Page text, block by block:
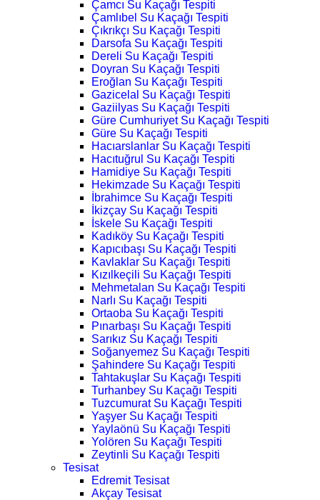
Çamcı Su Kaçağı Tespiti
Çamlıbel Su Kaçağı Tespiti
Çıkrıkçı Su Kaçağı Tespiti
Darsofa Su Kaçağı Tespiti
Dereli Su Kaçağı Tespiti
Doyran Su Kaçağı Tespiti
Eroğlan Su Kaçağı Tespiti
Gazicelal Su Kaçağı Tespiti
Gaziilyas Su Kaçağı Tespiti
Güre Cumhuriyet Su Kaçağı Tespiti
Güre Su Kaçağı Tespiti
Hacıarslanlar Su Kaçağı Tespiti
Hacıtuğrul Su Kaçağı Tespiti
Hamidiye Su Kaçağı Tespiti
Hekimzade Su Kaçağı Tespiti
İbrahimce Su Kaçağı Tespiti
İkizçay Su Kaçağı Tespiti
İskele Su Kaçağı Tespiti
Kadıköy Su Kaçağı Tespiti
Kapıcıbaşı Su Kaçağı Tespiti
Kavlaklar Su Kaçağı Tespiti
Kızılkeçili Su Kaçağı Tespiti
Mehmetalan Su Kaçağı Tespiti
Narlı Su Kaçağı Tespiti
Ortaoba Su Kaçağı Tespiti
Pınarbaşı Su Kaçağı Tespiti
Sarıkız Su Kaçağı Tespiti
Soğanyemez Su Kaçağı Tespiti
Şahindere Su Kaçağı Tespiti
Tahtakuşlar Su Kaçağı Tespiti
Turhanbey Su Kaçağı Tespiti
Tuzcumurat Su Kaçağı Tespiti
Yaşyer Su Kaçağı Tespiti
Yaylaönü Su Kaçağı Tespiti
Yolören Su Kaçağı Tespiti
Zeytinli Su Kaçağı Tespiti
Tesisat
Edremit Tesisat
Akçay Tesisat